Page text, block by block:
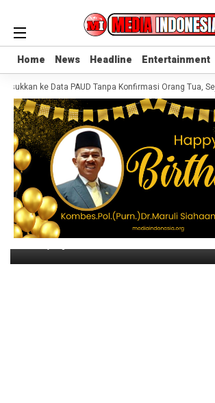
Home News Headline Entertainment
Home News Headline Entertainment
ke Data PAUD Tanpa Konfirmasi Orang Tua,
Headline
5 Kios di Desa Helvetia di
Merah